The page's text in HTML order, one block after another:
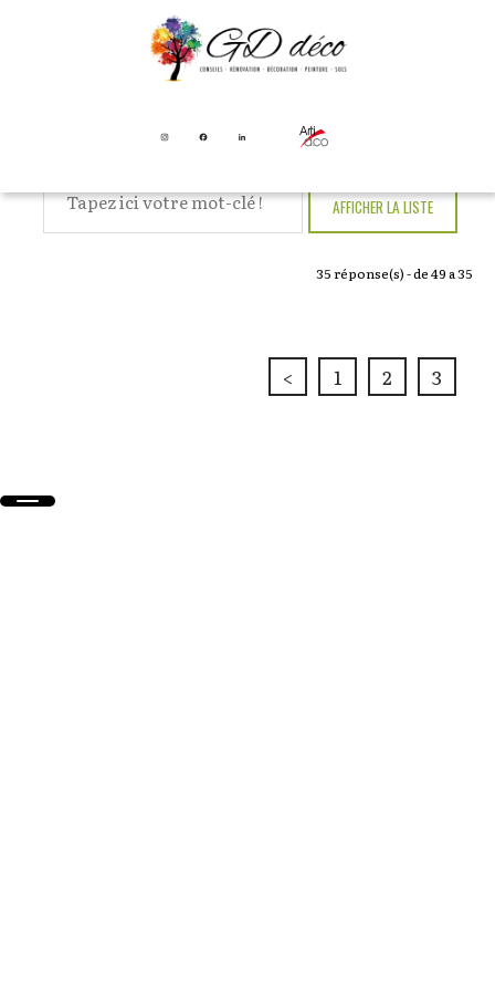
NOS DERNIÈRES
RÉALISATIONS :
35réponse(s) - de 49 a 35
< 1 2 3